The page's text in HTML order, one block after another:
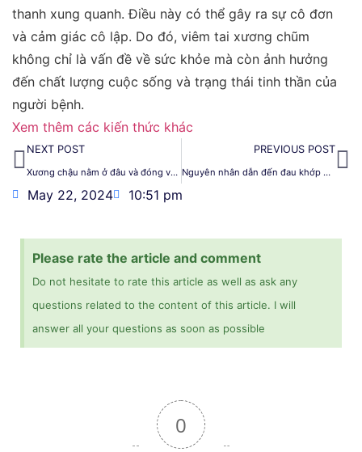
thanh xung quanh. Điều này có thể gây ra sự cô đơn
và cảm giác cô lập. Do đó, viêm tai xương chũm
không chỉ là vấn đề về sức khỏe mà còn ảnh hưởng
đến chất lượng cuộc sống và trạng thái tinh thần của
người bệnh.
Xem thêm các kiến thức khác
NEXT POST
Xương chậu nằm ở đâu và đóng vai trò gì trong cơ thể?
PREVIOUS POST
Nguyên nhân dẫn đến đau khớp háng và xương mu khi mang thai
May 22, 2024 10:51 pm
Please rate the article and comment
Do not hesitate to rate this article as well as ask any
questions related to the content of this article. I will
answer all your questions as soon as possible
0